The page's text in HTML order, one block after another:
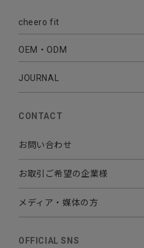
CABLE CHARGER
Sleepion
MOBILE
cheero fit
- Sleepion3
- 軟骨伝導式集音器
OEM・ODM
- OEM・ODM 開発
JOURNAL
CONTACT
お問い合わせ
お取引ご希望の企業様
メディア・媒体の方
OFFICIAL SNS